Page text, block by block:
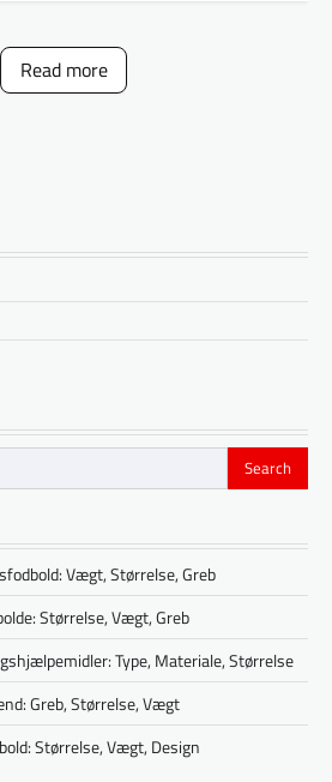
Read more
Vægt, Størrelse, Greb
Størrelse, Vægt, Greb
Type, Materiale, Størrelse
Greb, Størrelse, Vægt
Størrelse, Vægt, Design